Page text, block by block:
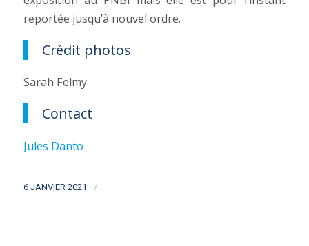
reportée jusqu’à nouvel ordre.
Crédit photos
Sarah Felmy
Contact
Jules Danto
6 JANVIER 2021 /